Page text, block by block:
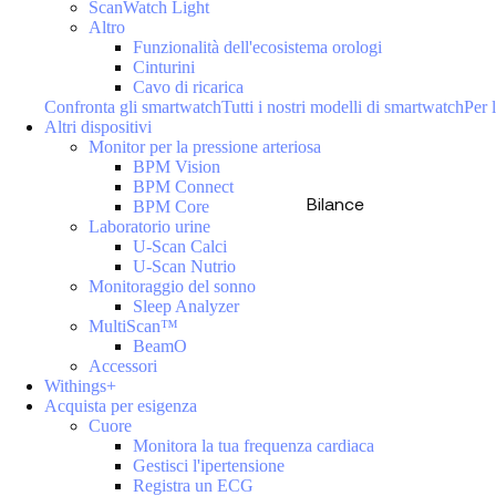
Bilance
ScanWatch Light
Altro
Funzionalità dell'ecosistema orologi
Cinturini
Cavo di ricarica
Confronta gli smartwatchTutti i nostri modelli di smartwatchPer
Altri dispositivi
Monitor per la pressione arteriosa
BPM Vision
BPM Connect
BPM Core
Laboratorio urine
U-Scan Calci
U-Scan Nutrio
Monitoraggio del sonno
Sleep Analyzer
MultiScan™
BeamO
Accessori
Withings+
Acquista per esigenza
Cuore
Monitora la tua frequenza cardiaca
Gestisci l'ipertensione
Registra un ECG